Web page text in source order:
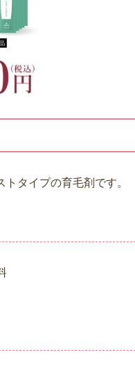
トタイプの育毛剤です。